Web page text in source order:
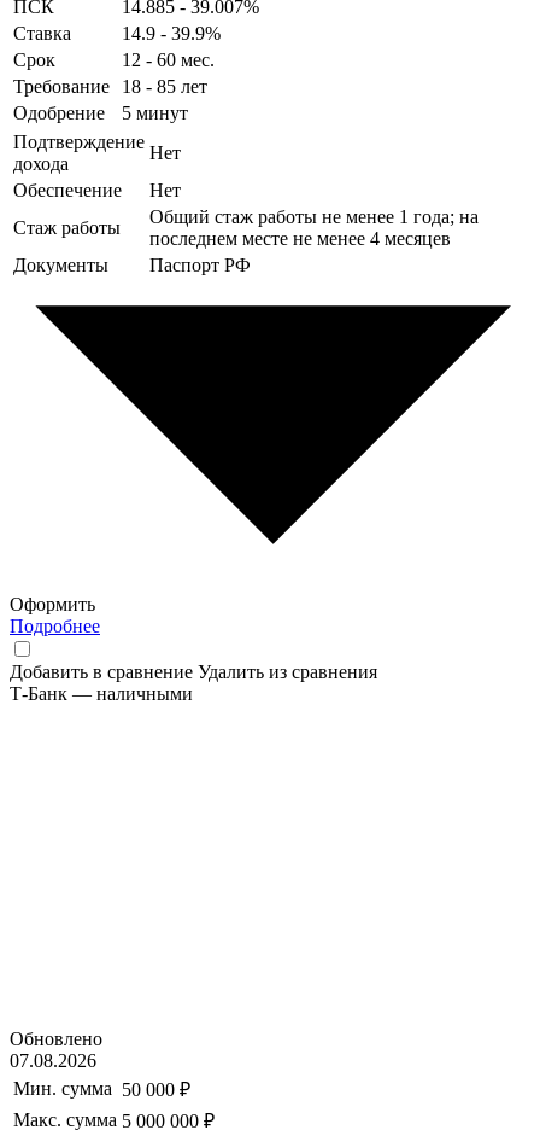
ПСК
14.885 - 39.007%
Ставка
14.9 - 39.9%
Срок
12 - 60 мес.
Требование
18 - 85 лет
Одобрение
5 минут
Подтверждение
дохода
Нет
Обеспечение
Нет
Стаж работы
Общий стаж работы не менее 1 года; на
последнем месте не менее 4 месяцев
Документы
Паспорт РФ
Оформить
Подробнее
Добавить в сравнение Удалить из сравнения
Т-Банк — наличными
Обновлено
07.08.2026
Мин. сумма 50 000 ₽
Макс. сумма 5 000 000 ₽